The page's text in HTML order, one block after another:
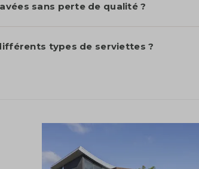
sans perte de qualité ?
types de serviettes ?